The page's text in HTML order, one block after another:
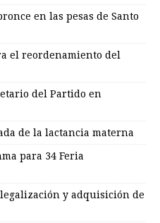
en las pesas de Santo
el reordenamiento del
del Partido en
de la lactancia materna
para 34 Feria
y adquisición de